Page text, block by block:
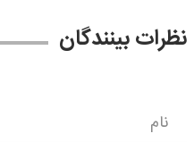
نظرات بینندگان
نام